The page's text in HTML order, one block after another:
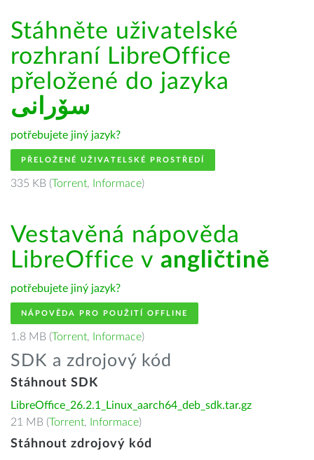
Stáhněte uživatelské
rozhraní LibreOffice
přeložené do jazyka
سۆرانی
potřebujete jiný jazyk?
PŘELOŽENÉ UŽIVATELSKÉ PROSTŘEDÍ
335 KB (Torrent, Informace)
Vestavěná nápověda
LibreOffice v angličtině
potřebujete jiný jazyk?
NÁPOVĚDA PRO POUŽITÍ OFFLINE
1.8 MB (Torrent, Informace)
SDK a zdrojový kód
Stáhnout SDK
LibreOffice_26.2.1_Linux_aarch64_deb_sdk.tar.gz
21 MB (Torrent, Informace)
Stáhnout zdrojový kód